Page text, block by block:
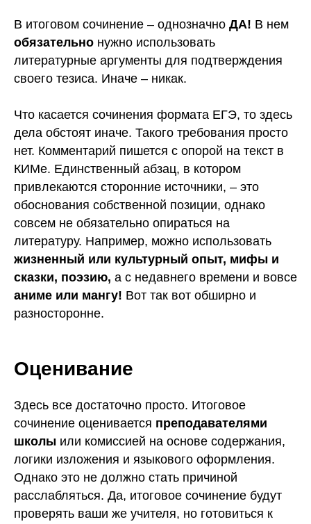
В итоговом сочинение – однозначно ДА! В нем
обязательно нужно использовать
литературные аргументы для подтверждения
своего тезиса. Иначе – никак.
Что касается сочинения формата ЕГЭ, то здесь
дела обстоят иначе. Такого требования просто
нет. Комментарий пишется с опорой на текст в
КИМе. Единственный абзац, в котором
привлекаются сторонние источники, – это
обоснования собственной позиции, однако
совсем не обязательно опираться на
литературу. Например, можно использовать
жизненный или культурный опыт, мифы и
сказки, поэзию, а с недавнего времени и вовсе
аниме или мангу! Вот так вот обширно и
разносторонне.
Оценивание
Здесь все достаточно просто. Итоговое
сочинение оценивается преподавателями
школы или комиссией на основе содержания,
логики изложения и языкового оформления.
Однако это не должно стать причиной
расслабляться. Да, итоговое сочинение будут
проверять ваши же учителя, но готовиться к
@eva_smitup
История История
Обществознание
Юридические документы партнеров
Акции
Литература
Русский язык
Биология
Химия
Наверх ↑
Математика
Английский язык
Русский язык
Математика
Физика
Информатика
Английский язык
Банк заданий
Контакты
Блог
Поиск
исполнителей
ОГЭ
Правовая информация
ЕГЭ
Информация о программном